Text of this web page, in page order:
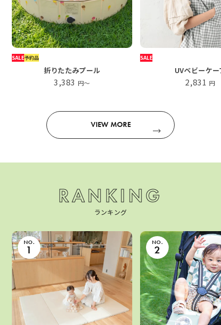
SALE予約品
折りたたみプール
3,383 円〜
SALE
UVベビーケー
2,831 円
VIEW MORE
RANKING
ランキング
NO.
1
NO.
2